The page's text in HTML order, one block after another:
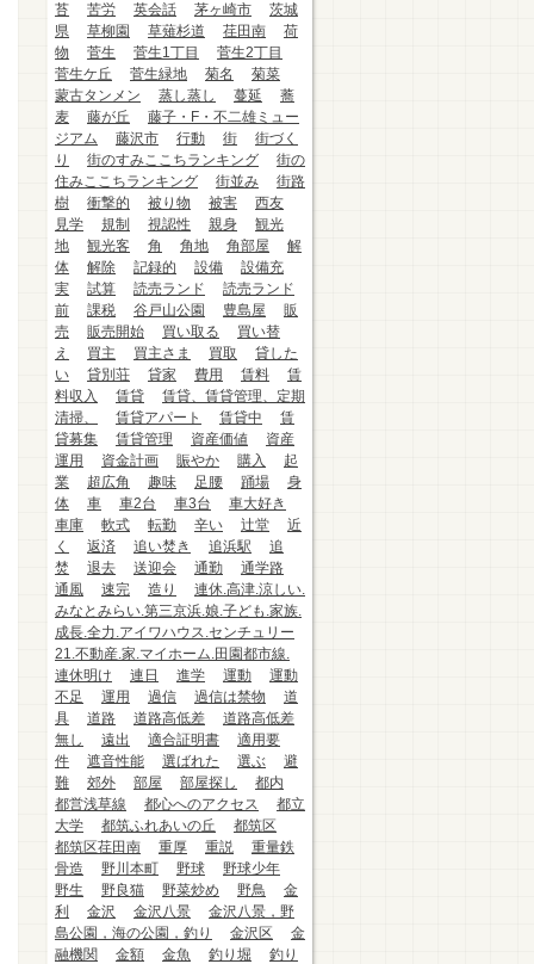
苔
苦労 英会話 茅ヶ崎市
茨城
県
草柳園 草薙杉道 荏田南
荷
物
菅生 菅生1丁目
菅生2丁目
菅生ケ丘
菅生緑地 菊名
菊菜
蒙古タンメン
蒸し蒸し 蔓延
蕎
麦
藤が丘
藤子・F・不二雄ミュー
ジアム
藤沢市 行動 街
街づく
り
街のすみここちランキング
街の
住みここちランキング
街並み
街路
樹
衝撃的 被り物 被害
西友
見学
規制 視認性 親身
観光
地
観光客 角 角地 角部屋
解
体
解除 記録的 設備
設備充
実
試算 読売ランド
読売ランド
前
課税 谷戸山公園 豊島屋
販
売
販売開始 買い取る
買い替
え
買主 買主さま 買取
貸した
い
貸別荘 貸家 費用 賃料
賃
料収入
賃貸
賃貸、賃貸管理、定期
清掃、
賃貸アパート 賃貸中
賃
貸募集
賃貸管理 資産価値
資産
運用
資金計画 賑やか 購入
起
業
超広角 趣味 足腰 踊場
身
体
車 車2台 車3台
車大好き
車庫
軟式 転勤 辛い 辻堂
近
く
返済 追い焚き 追浜駅
追
焚
退去 送迎会 通勤
通学路
通風
速完 造り
連休.高津.涼しい.
みなとみらい.第三京浜.娘.子ども.家族.
成長.全力.アイワハウス.センチュリー
21.不動産.家.マイホーム.田園都市線.
連休明け
連日 進学 運動
運動
不足
運用 過信 過信は禁物
道
具
道路 道路高低差
道路高低差
無し
遠出 適合証明書
適用要
件
遮音性能 選ばれた 選ぶ
避
難
郊外 部屋 部屋探し
都内
都営浅草線
都心へのアクセス
都立
大学
都筑ふれあいの丘
都筑区
都筑区荏田南
重厚 重説
重量鉄
骨造
野川本町 野球
野球少年
野生
野良猫 野菜炒め 野鳥
金
利
金沢 金沢八景
金沢八景，野
島公園，海の公園，釣り
金沢区
金
融機関
金額 金魚 釣り堀
釣り